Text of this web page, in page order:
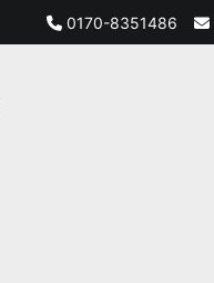
0170-8351486